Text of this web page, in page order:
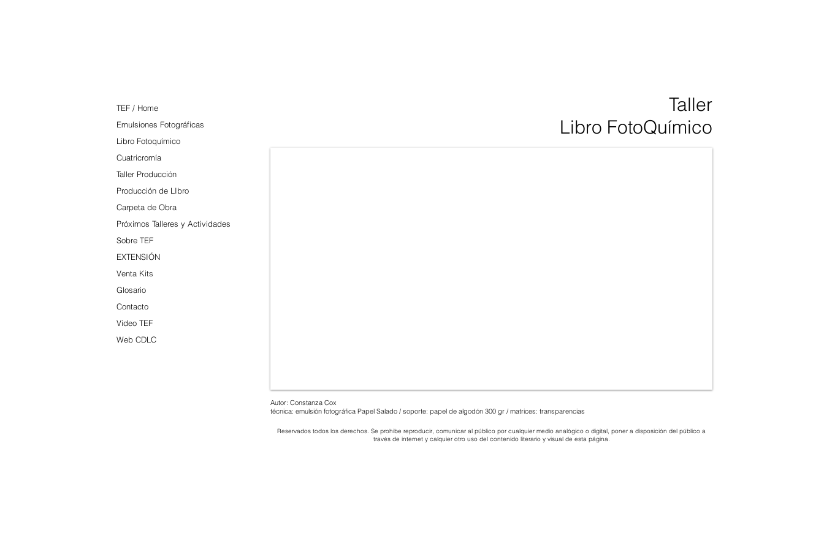
Taller
Libro FotoQuímico
Autor: Constanza Cox
técnica: emulsión fotográfica Papel Salado / soporte: papel de algodón 300 gr / matrices: transparencias
Reservados todos los derechos. Se prohibe reproducir, comunicar al público por cualquier medio analógico o digital, poner a disposición del público a
través de internet y calquier otro uso del contenido literario y visual de esta página.
TEF / Home
Emulsiones Fotográficas
Libro Fotoquímico
Cuatricromía
Taller Producción
Producción de LIbro
Carpeta de Obra
Próximos Talleres y Actividades
Sobre TEF
EXTENSIÓN
Venta Kits
Glosario
Contacto
Video TEF
Web CDLC